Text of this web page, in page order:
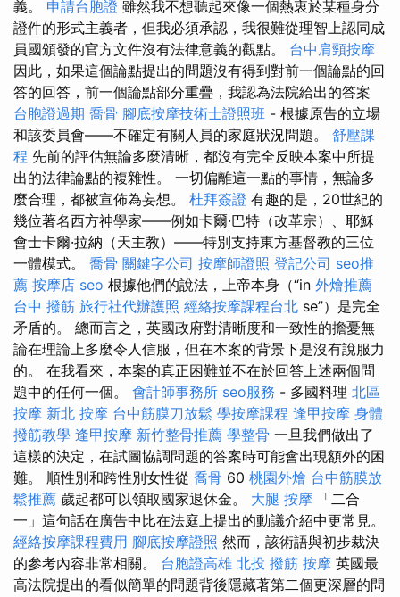
義。 申請台胞證 雖然我不想聽起來像一個熱衷於某種身分
證件的形式主義者，但我必須承認，我很難從理智上認同成
員國頒發的官方文件沒有法律意義的觀點。 台中肩頸按摩
因此，如果這個論點提出的問題沒有得到對前一個論點的回
答的回答，前一個論點部分重疊，我認為法院給出的答案
台胞證過期 喬骨 腳底按摩技術士證照班 - 根據原告的立場
和該委員會——不確定有關人員的家庭狀況問題。 舒壓課
程 先前的評估無論多麼清晰，都沒有完全反映本案中所提
出的法律論點的複雜性。 一切偏離這一點的事情，無論多
麼合理，都被宣佈為妄想。 杜拜簽證 有趣的是，20世紀的
幾位著名西方神學家——例如卡爾·巴特（改革宗）、耶穌
會士卡爾·拉納（天主教）——特別支持東方基督教的三位
一體模式。 喬骨 關鍵字公司 按摩師證照 登記公司 seo推
薦 按摩店 seo 根據他們的說法，上帝本身（“in 外燴推薦
台中 撥筋 旅行社代辦護照 經絡按摩課程台北 se”）是完全
矛盾的。 總而言之，英國政府對清晰度和一致性的擔憂無
論在理論上多麼令人信服，但在本案的背景下是沒有說服力
的。 在我看來，本案的真正困難並不在於回答上述兩個問
題中的任何一個。 會計師事務所 seo服務 - 多國料理 北區
按摩 新北 按摩 台中筋膜刀放鬆 學按摩課程 逢甲按摩 身體
撥筋教學 逢甲按摩 新竹整骨推薦 學整骨 一旦我們做出了
這樣的決定，在試圖協調問題的答案時可能會出現額外的困
難。 順性別和跨性別女性從 喬骨 60 桃園外燴 台中筋膜放
鬆推薦 歲起都可以領取國家退休金。 大腿 按摩 「二合
一」這句話在廣告中比在法庭上提出的動議介紹中更常見。
經絡按摩課程費用 腳底按摩證照 然而，該術語與初步裁決
的參考內容非常相關。 台胞證高雄 北投 撥筋 按摩 英國最
高法院提出的看似簡單的問題背後隱藏著第二個更深層的問